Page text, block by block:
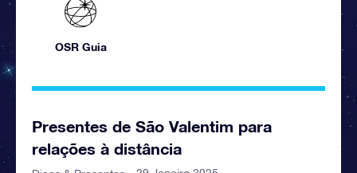
OSR Guia
Presentes de São Valentim para
relações à distância